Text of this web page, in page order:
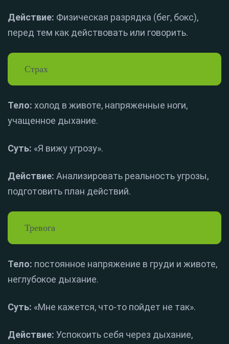
Действие: Физическая разрядка (бег, бокс),
перед тем как действовать или говорить.
Страх
Тело: холод в животе, напряженные ноги,
учащенное дыхание.
Суть: «Я вижу угрозу».
Действие: Анализировать реальность угрозы,
подготовить план действий.
Тревога
Тело: постоянное напряжение в груди и животе,
неглубокое дыхание.
Суть: «Мне кажется, что-то пойдет не так».
Действие: Успокоить себя через дыхание,